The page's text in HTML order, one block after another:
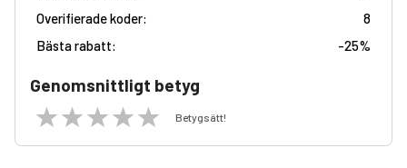
Overifierade koder:
8
Bästa rabatt:
-25%
Genomsnittligt betyg
Betygsätt!